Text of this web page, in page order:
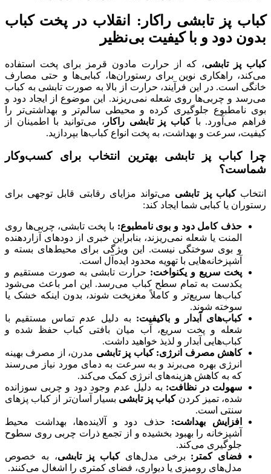
کباب پز تابشی راکار: انقلاب در پخت کباب
بدون دود و با کیفیت بی‌نظیر
کباب پز تابشی، که از حرارت مادون قرمز برای پخت استفاده
می‌کند، راهکاری نوین برای رستوران‌ها، کبابی‌ها و حتی مصارف
خانگی است. در این فرآیند، حرارت از بالا به صورت تابشی به کباب
می‌رسد و چربی‌ها روی شعله نمی‌ریزند. این موضوع از ایجاد دود و
بوی نامطبوع جلوگیری کرده و محیطی سالم‌تر و بهداشتی‌تر را
فراهم می‌آورد. باکباب پز تابشی راکار ، می‌توانید با اطمینان از
کیفیت، سرعت و بهداشت، به پخت انواع کباب‌ها بپردازید.
چرا کباب پز تابشی بهترین انتخاب برای کسب‌وکار
شماست؟
انتخابکباب پز تابشی می‌تواند مزایای رقابتی قابل توجهی برای
رستوران یا کبابی شما ایجاد کند:
حذف کامل دود و بوی نامطبوع: با پخت تابشی، چربی‌ها روی
المنت یا شعله نمی‌ریزند، بنابراین خبری از دودهای آزاردهنده
و بوی سوختگی نیست. این ویژگی برای محیط‌های بسته و
آشپزخانه‌هایی با تهویه محدود ایده‌آل است.
پخت سریع و یکنواخت: حرارت تابشی به صورت مستقیم و
یکدست به تمام سطح کباب می‌رسد. این امر باعث می‌شود
کباب‌ها سریع‌تر و کاملاً مغزپخت شوند، بدون اینکه خشک یا
سوخته شوند.
کباب‌های آبدار و باکیفیت: به دلیل عدم تماس مستقیم با
شعله و پخت سریع، آب میان بافتی کباب حفظ شده و
کباب‌هایی آبدار و لذیذ خواهید داشت.
کاهش مصرف انرژی: کباب پز تابشی مدرن، از مصرف بهینه
انرژی بهره می‌برند و به سرعت به دمای مورد نیاز می‌رسند
که به کاهش هزینه‌های انرژی کمک می‌کند.
سهولت در نظافت: به دلیل عدم وجود دود و چربی سوزانده
شده، تمیز کردنکباب پز تابشی بسیار آسان‌تر از کباب پزهای
سنتی است.
افزایش بهداشت: حذف دود و آلاینده‌ها، بهداشت محیط
آشپزخانه را بهبود بخشیده و از تجمع ذرات چربی روی سطوح
جلوگیری می‌کند.
فضای کمتر: برخی مدل‌هایکباب پز تابشی، به خصوص
مدل‌های رومیزی یا دیواری، فضای کمتری را اشغال می‌کنند.